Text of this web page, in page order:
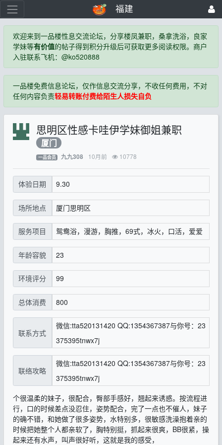
福建
欢迎来到一品楼性息交流论坛，分享楼凤兼职，桑拿洗浴，良家
学妹等有价值的帖子得到积分升级后可获取更多阅读权限。商户
入驻联系飞机：@ko520888
一品楼免费信息论坛，仅作信息交流分享，不收任何费用，不对
任何内容负责轻易转账付费给陌生人损失自负
思明区性感卡哇伊学妹御姐兼职
厦门
一品会员 九九308 10月前 10778
体验日期 9.30
场所地点 厦门思明区
服务项目 鸳鸯浴，漫游，胸推，69式，冰火，口活，爱爱
年龄容貌 23
环境评分 99
总体消费 800
联系方式
微信:tta520131420 QQ:1354367387与你号：23
375395tnwx7j
联络攻略
微信:tta520131420 QQ:1354367387与你号：23
375395tnwx7j
个很温柔的妹子，很配合，臀部手感好，翘起来诱惑。按流程进
行，口的时候差点没忍住，姿势配合，完了一点也不催人，妹子
的确不错，和她做了很多姿势，水特别多，很敏感洗澡抱着亲的
时候把她整个人都亲软了，胸特别挺，抓起来很爽，BB很紧，操
起来还有水声，叫声很好听，这就是我的感受，